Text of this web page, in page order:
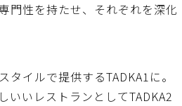
門性を持たせ、それぞれを深化
タイルで提供するTADKA1に。
いいレストランとしてTADKA2